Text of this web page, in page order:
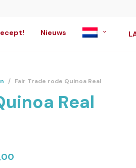
Nieuws
/ Fair Trade rode Quinoa Real
Real